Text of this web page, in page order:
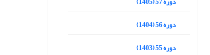
دوره 56 (1404)
دوره 55 (1403)